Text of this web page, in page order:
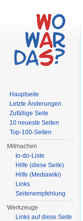
Hauptseite
Letzte Änderungen
Zufällige Seite
10 neueste Seiten
Top-100-Seiten
Mitmachen
to-do-Liste
Hilfe (diese Seite)
Hilfe (Mediawiki)
Links
Seitenempfehlung
Werkzeuge
Links auf diese Seite